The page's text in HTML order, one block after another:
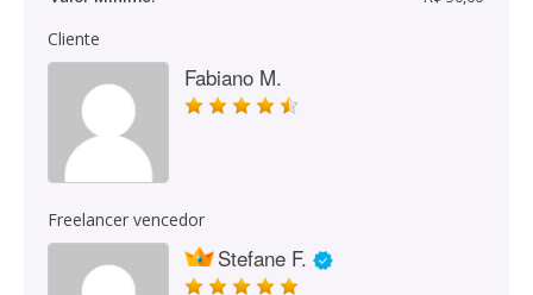
Cliente
Fabiano M.
Freelancer vencedor
Stefane F.